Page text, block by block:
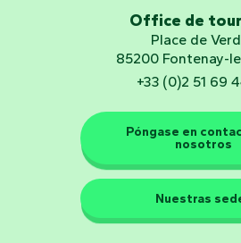
Office de
Place de
85200 Fontenay-
+33 (0)2 51 69
Póngase en
nosotros
Nuestras